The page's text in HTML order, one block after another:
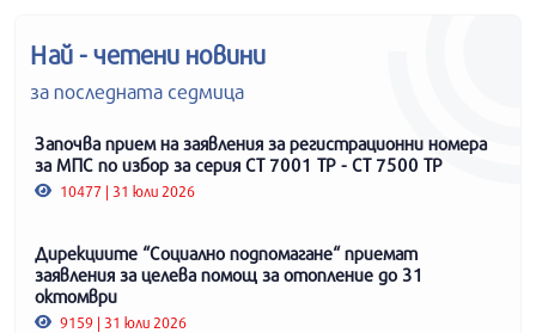
Най - четени новини
за последната седмица
Започва прием на заявления за регистрационни номера
за МПС по избор за серия СТ 7001 ТР - СТ 7500 ТР
10477 | 31 юли 2026
Дирекциите “Социално подпомагане“ приемат
заявления за целева помощ за отопление до 31
октомври
9159 | 31 юли 2026